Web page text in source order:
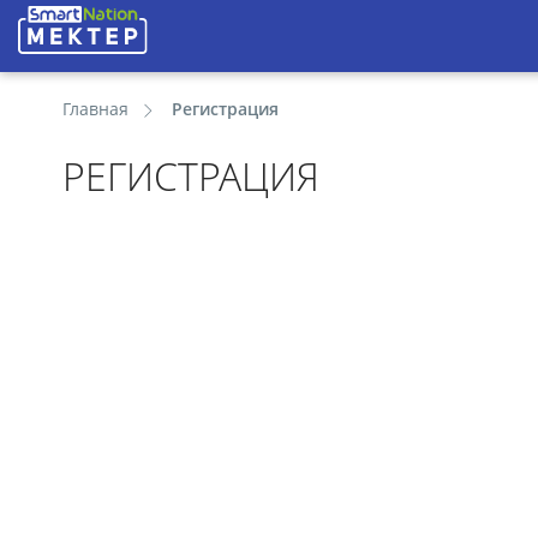
Главная Регистрация
РЕГИСТРАЦИЯ